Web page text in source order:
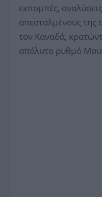
εκπομπές,
απεσταλμένους της
τον Καναδά,
απόλυτο ρυθμό